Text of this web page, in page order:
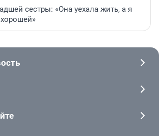
сестры: «Она уехала жить, а я